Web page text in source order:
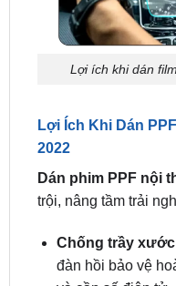
Lợi ích khi dán
Lợi Ích Khi Dán
Dán phim PPF nội
trội, nâng tầm trải
Chống trầy xước
và cần số điện tử.
Tự phục hồi vết